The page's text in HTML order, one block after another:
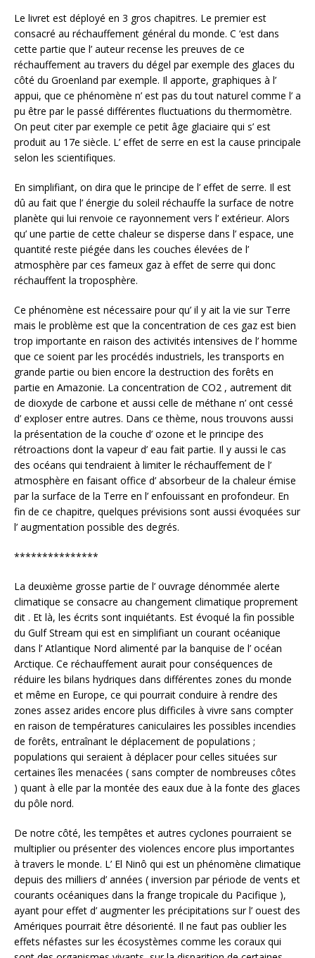
Le livret est déployé en 3 gros chapitres. Le premier est
consacré au réchauffement général du monde. C ‘est dans
cette partie que l’ auteur recense les preuves de ce
réchauffement au travers du dégel par exemple des glaces du
côté du Groenland par exemple. Il apporte, graphiques à l’
appui, que ce phénomène n’ est pas du tout naturel comme l’ a
pu être par le passé différentes fluctuations du thermomètre.
On peut citer par exemple ce petit âge glaciaire qui s’ est
produit au 17e siècle. L’ effet de serre en est la cause principale
selon les scientifiques.
En simplifiant, on dira que le principe de l’ effet de serre. Il est
dû au fait que l’ énergie du soleil réchauffe la surface de notre
planète qui lui renvoie ce rayonnement vers l’ extérieur. Alors
qu’ une partie de cette chaleur se disperse dans l’ espace, une
quantité reste piégée dans les couches élevées de l’
atmosphère par ces fameux gaz à effet de serre qui donc
réchauffent la troposphère.
Ce phénomène est nécessaire pour qu’ il y ait la vie sur Terre
mais le problème est que la concentration de ces gaz est bien
trop importante en raison des activités intensives de l’ homme
que ce soient par les procédés industriels, les transports en
grande partie ou bien encore la destruction des forêts en
partie en Amazonie. La concentration de CO2 , autrement dit
de dioxyde de carbone et aussi celle de méthane n’ ont cessé
d’ exploser entre autres. Dans ce thème, nous trouvons aussi
la présentation de la couche d’ ozone et le principe des
rétroactions dont la vapeur d’ eau fait partie. Il y aussi le cas
des océans qui tendraient à limiter le réchauffement de l’
atmosphère en faisant office d’ absorbeur de la chaleur émise
par la surface de la Terre en l’ enfouissant en profondeur. En
fin de ce chapitre, quelques prévisions sont aussi évoquées sur
l’ augmentation possible des degrés.
***************
La deuxième grosse partie de l’ ouvrage dénommée alerte
climatique se consacre au changement climatique proprement
dit . Et là, les écrits sont inquiétants. Est évoqué la fin possible
du Gulf Stream qui est en simplifiant un courant océanique
dans l’ Atlantique Nord alimenté par la banquise de l’ océan
Arctique. Ce réchauffement aurait pour conséquences de
réduire les bilans hydriques dans différentes zones du monde
et même en Europe, ce qui pourrait conduire à rendre des
zones assez arides encore plus difficiles à vivre sans compter
en raison de températures caniculaires les possibles incendies
de forêts, entraînant le déplacement de populations ;
populations qui seraient à déplacer pour celles situées sur
certaines îles menacées ( sans compter de nombreuses côtes
) quant à elle par la montée des eaux due à la fonte des glaces
du pôle nord.
De notre côté, les tempêtes et autres cyclones pourraient se
multiplier ou présenter des violences encore plus importantes
à travers le monde. L’ El Ninô qui est un phénomène climatique
depuis des milliers d’ années ( inversion par période de vents et
courants océaniques dans la frange tropicale du Pacifique ),
ayant pour effet d’ augmenter les précipitations sur l’ ouest des
Amériques pourrait être désorienté. Il ne faut pas oublier les
effets néfastes sur les écosystèmes comme les coraux qui